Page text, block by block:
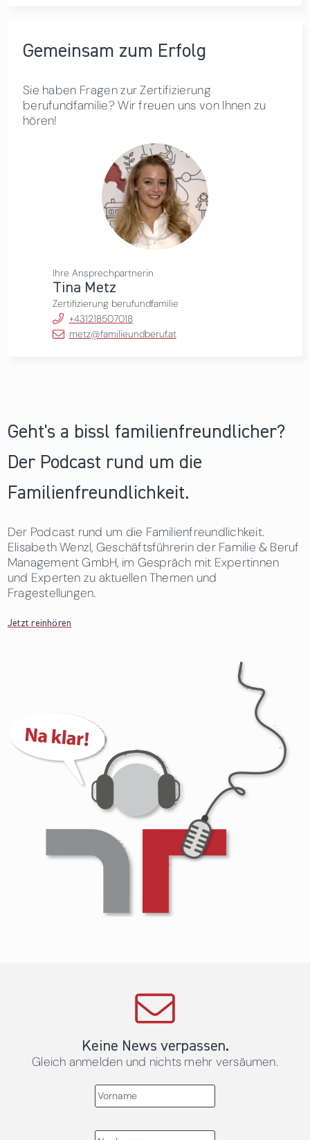
Gemeinsam zum Erfolg
Sie haben Fragen zur Zertifizierung
berufundfamilie? Wir freuen uns von Ihnen zu
hören!
Ihre Ansprechpartnerin
Tina Metz
Zertifizierung berufundfamilie
+431218507018
metz@familieundberuf.at
Geht's a bissl familienfreundlicher?
Der Podcast rund um die
Familienfreundlichkeit.
Der Podcast rund um die Familienfreundlichkeit.
Elisabeth Wenzl, Geschäftsführerin der Familie & Beruf
Management GmbH, im Gespräch mit Expertinnen
und Experten zu aktuellen Themen und
Fragestellungen.
Jetzt reinhören
Keine News verpassen.
Gleich anmelden und nichts mehr versäumen.